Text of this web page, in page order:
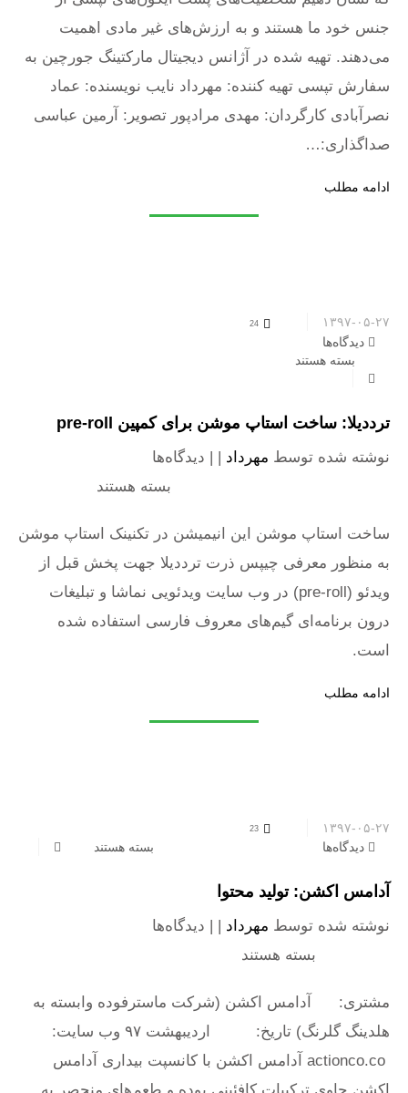
جنس خود ما هستند و به ارزش‌های غیر مادی اهمیت
می‌دهند. تهیه شده در آژانس دیجیتال مارکتینگ جورچین به
سفارش تپسی تهیه کننده: مهرداد نایب نویسنده: عماد
نصرآبادی کارگردان: مهدی مرادپور تصویر: آرمین عباسی
صداگذاری:…
ادامه مطلب
۱۳۹۷-۰۵-۲۷
دیدگاه‌ها
بسته هستند
ترددیلا: ساخت استاپ موشن برای کمپین pre-roll
نوشته شده توسطمهرداد| | دیدگاه‌هابرای ترددیلا: ساخت
بسته هستند
ساخت استاپ موشن این انیمیشن در تکنینک استاپ موشن
به منظور معرفی چیپس ذرت ترددیلا جهت پخش قبل از
ویدئو (pre-roll) در وب سایت‌ ویدئویی نماشا و تبلیغات
درون برنامه‌ای گیم‌های معروف فارسی استفاده شده
است.
ادامه مطلب
۱۳۹۷-۰۵-۲۷
دیدگاه‌هابرای آدامس اکشن: تولید محتوا بسته هستند
آدامس اکشن: تولید محتوا
نوشته شده توسطمهرداد| | دیدگاه‌هابرای آدامس اکشن:
بسته هستند
مشتری: آدامس اکشن (شرکت ماسترفوده وابسته به
هلدینگ گلرنگ) تاریخ: اردیبهشت ۹۷ وب سایت:
actionco.co آدامس اکشن با کانسپت بیداری آدامس